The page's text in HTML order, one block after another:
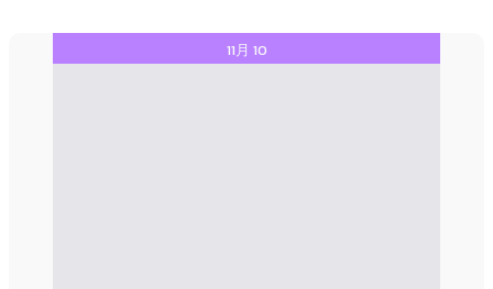
11月 10